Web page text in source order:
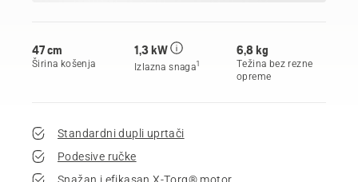
47 cm
Širina košenja
1,3 kW
Izlazna snaga1
6,8 kg
Težina bez rezne
opreme
Standardni dupli uprtači
Podesive ručke